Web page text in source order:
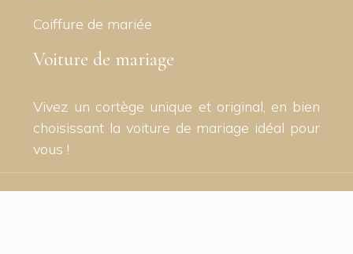
Coiffure de mariée
Voiture de mariage
Vivez un cortège unique et original, en bien
choisissant la voiture de mariage idéal pour
vous !